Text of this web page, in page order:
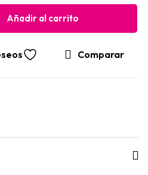
Añadir al carrito
Comparar